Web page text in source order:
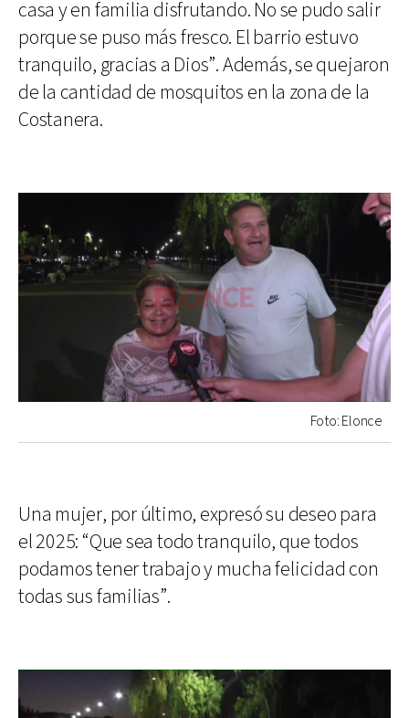
casa y en familia disfrutando. No se pudo salir
porque se puso más fresco. El barrio estuvo
tranquilo, gracias a Dios”. Además, se quejaron
de la cantidad de mosquitos en la zona de la
Costanera.
Foto: Elonce
Una mujer, por último, expresó su deseo para
el 2025: “Que sea todo tranquilo, que todos
podamos tener trabajo y mucha felicidad con
todas sus familias”.